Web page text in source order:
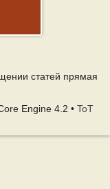
статей прямая
Engine 4.2 • ToT